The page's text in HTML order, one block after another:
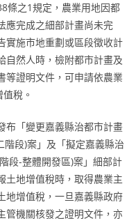
條之1規定，農業用地因都
應完成之細部計畫尚未完
實施市地重劃或區段徵收計
自然人時，檢附都市計畫及
等證明文件，可申請依農業
稅。
布「變更嘉義縣治都市計畫
段)案」及「擬定嘉義縣治
段-整體開發區)案」細部計
土地增值稅時，取得農業主
地增值稅，一旦嘉義縣政府
管機關核發之證明文件，亦